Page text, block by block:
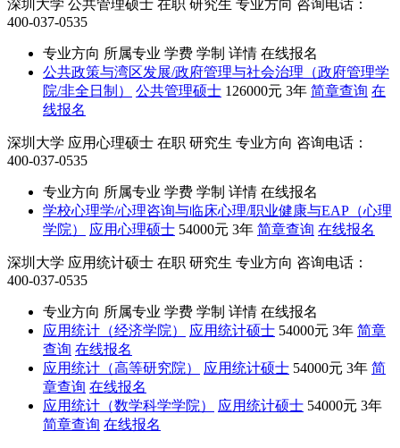
深圳大学 公共管理硕士 在职 研究生 专业方向 咨询电话：
400-037-0535
专业方向 所属专业 学费 学制 详情 在线报名
公共政策与湾区发展/政府管理与社会治理（政府管理学
院/非全日制）
公共管理硕士 126000元 3年 简章查询 在
线报名
深圳大学 应用心理硕士 在职 研究生 专业方向 咨询电话：
400-037-0535
专业方向 所属专业 学费 学制 详情 在线报名
学校心理学/心理咨询与临床心理/职业健康与EAP（心理
学院）
应用心理硕士 54000元 3年 简章查询 在线报名
深圳大学 应用统计硕士 在职 研究生 专业方向 咨询电话：
400-037-0535
专业方向 所属专业 学费 学制 详情 在线报名
应用统计（经济学院）
应用统计硕士 54000元 3年 简章
查询 在线报名
应用统计（高等研究院）
应用统计硕士 54000元 3年 简
章查询 在线报名
应用统计（数学科学学院）
应用统计硕士 54000元 3年
简章查询 在线报名